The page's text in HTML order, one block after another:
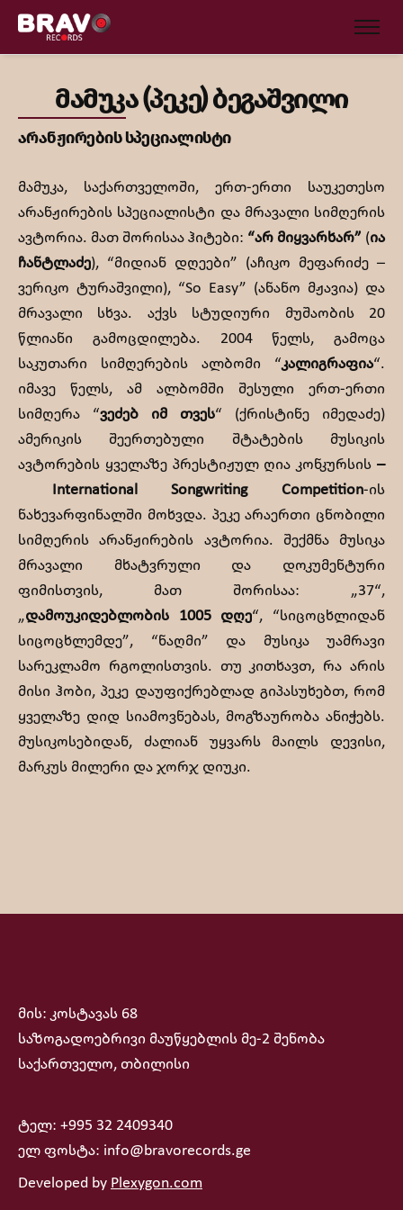
მამუკა (პეკე) ბეგაშვილი
არანჟირების სპეციალისტი
მამუკა, საქართველოში, ერთ-ერთი საუკეთესო
არანჟირების სპეციალისტი და მრავალი სიმღერის
ავტორია. მათ შორისაა ჰიტები: “არ მიყვარხარ” (ია
ჩანტლაძე), “მიდიან დღეები” (აჩიკო მეფარიძე –
ვერიკო ტურაშვილი), “So Easy” (ანანო მჟავია) და
მრავალი სხვა. აქვს სტუდიური მუშაობის 20
წლიანი გამოცდილება. 2004 წელს, გამოცა
საკუთარი სიმღერების ალბომი “კალიგრაფია“.
იმავე წელს, ამ ალბომში შესული ერთ-ერთი
სიმღერა “ვეძებ იმ თვეს“ (ქრისტინე იმედაძე)
ამერიკის შეერთებული შტატების მუსიკის
ავტორების ყველაზე პრესტიჟულ ღია კონკურსის –
International Songwriting Competition-ის
ნახევარფინალში მოხვდა. პეკე არაერთი ცნობილი
სიმღერის არანჟირების ავტორია. შექმნა მუსიკა
მრავალი მხატვრული და დოკუმენტური
ფიმისთვის, მათ შორისაა: „37“,
„დამოუკიდებლობის 1005 დღე“, “სიცოცხლიდან
სიცოცხლემდე”, “ნაღმი” და მუსიკა უამრავი
სარეკლამო რგოლისთვის. თუ კითხავთ, რა არის
მისი ჰობი, პეკე დაუფიქრებლად გიპასუხებთ, რომ
ყველაზე დიდ სიამოვნებას, მოგზაურობა ანიჭებს.
მუსიკოსებიდან, ძალიან უყვარს მაილს დევისი,
მარკუს მილერი და ჯორჯ დიუკი.
მის: კოსტავას 68
საზოგადოებრივი მაუწყებლის მე-2 შენობა
საქართველო, თბილისი
ტელ: +995 32 2409340
ელ ფოსტა: info@bravorecords.ge
Developed by Plexygon.com